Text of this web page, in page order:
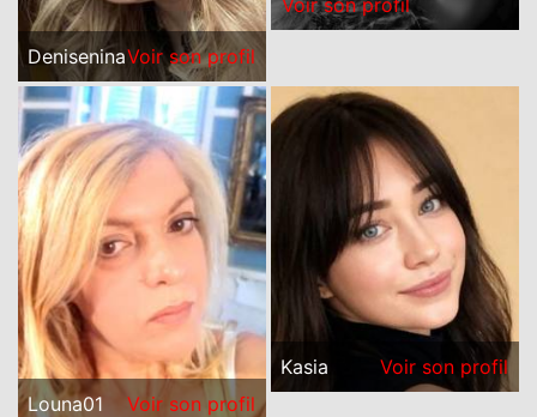
DeniseninaVoir son profil
Louna01 Voir son profil
Kasia Voir son profil